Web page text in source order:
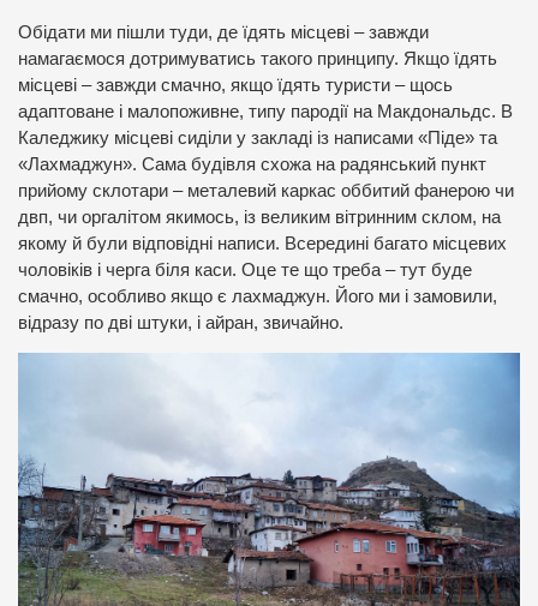
Обідати ми пішли туди, де їдять місцеві – завжди
намагаємося дотримуватись такого принципу. Якщо їдять
місцеві – завжди смачно, якщо їдять туристи – щось
адаптоване і малопоживне, типу пародії на Макдональдс. В
Каледжику місцеві сиділи у закладі із написами «Піде» та
«Лахмаджун». Сама будівля схожа на радянський пункт
прийому склотари – металевий каркас оббитий фанерою чи
двп, чи оргалітом якимось, із великим вітринним склом, на
якому й були відповідні написи. Всередині багато місцевих
чоловіків і черга біля каси. Оце те що треба – тут буде
смачно, особливо якщо є лахмаджун. Його ми і замовили,
відразу по дві штуки, і айран, звичайно.